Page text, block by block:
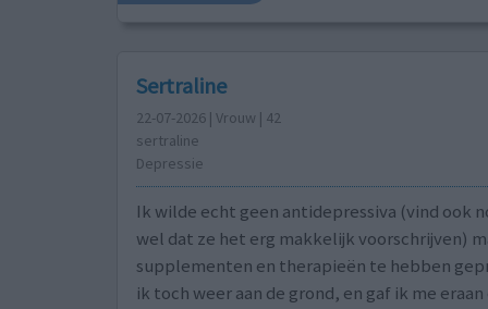
Sertraline
22-07-2026 | Vrouw | 42
sertraline
Depressie
Ik wilde echt geen antidepressiva (vind ook
wel dat ze het erg makkelijk voorschrijven)
supplementen en therapieën te hebben
ik toch weer aan de grond, en gaf ik me